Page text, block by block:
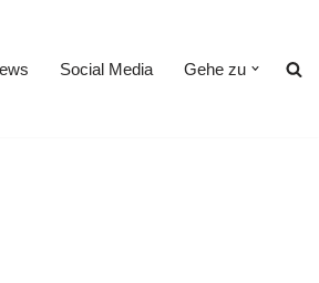
Social Media Gehe zu